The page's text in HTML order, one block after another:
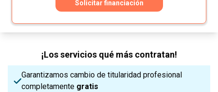
Solicitar financiación
¡Los servicios qué más contratan!
Garantizamos cambio de titularidad profesional
completamente gratis